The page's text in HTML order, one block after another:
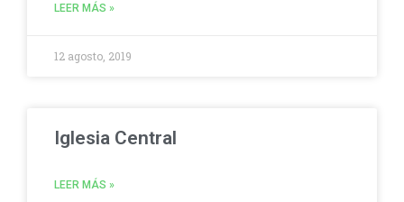
LEER MÁS »
12 agosto, 2019
Iglesia Central
LEER MÁS »